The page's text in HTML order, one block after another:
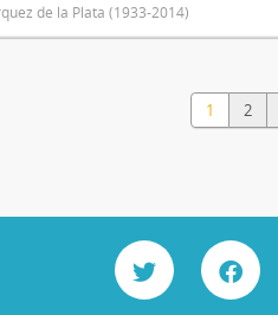
de la Plata (1933-2014)
1 2